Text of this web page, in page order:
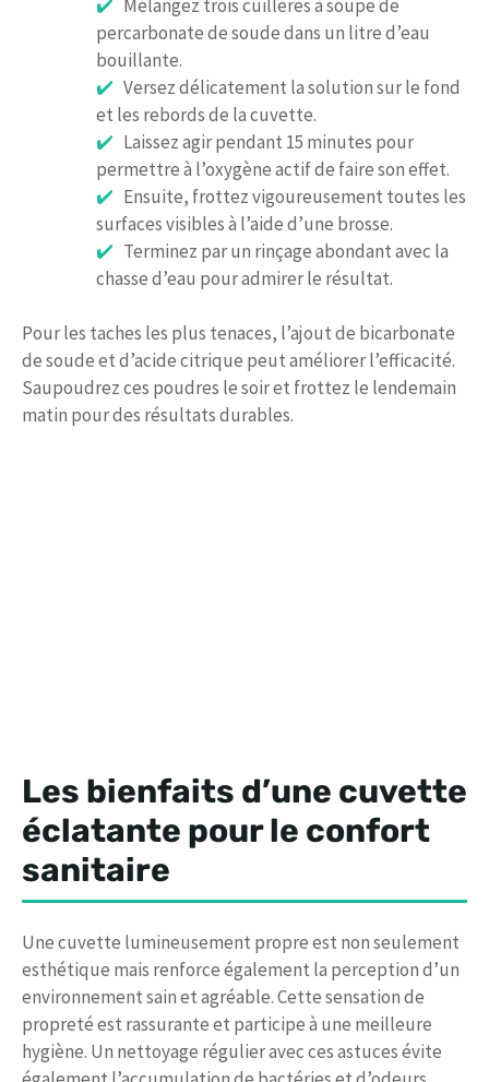
Mélangez trois cuillères à soupe de
percarbonate de soude dans un litre d’eau
bouillante.
Versez délicatement la solution sur le fond
et les rebords de la cuvette.
Laissez agir pendant 15 minutes pour
permettre à l’oxygène actif de faire son effet.
Ensuite, frottez vigoureusement toutes les
surfaces visibles à l’aide d’une brosse.
Terminez par un rinçage abondant avec la
chasse d’eau pour admirer le résultat.
Pour les taches les plus tenaces, l’ajout de bicarbonate
de soude et d’acide citrique peut améliorer l’efficacité.
Saupoudrez ces poudres le soir et frottez le lendemain
matin pour des résultats durables.
Les bienfaits d’une cuvette
éclatante pour le confort
sanitaire
Une cuvette lumineusement propre est non seulement
esthétique mais renforce également la perception d’un
environnement sain et agréable. Cette sensation de
propreté est rassurante et participe à une meilleure
hygiène. Un nettoyage régulier avec ces astuces évite